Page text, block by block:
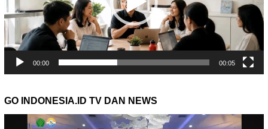
00:00 00:05
GO INDONESIA.ID TV DAN NEWS
Pemutar